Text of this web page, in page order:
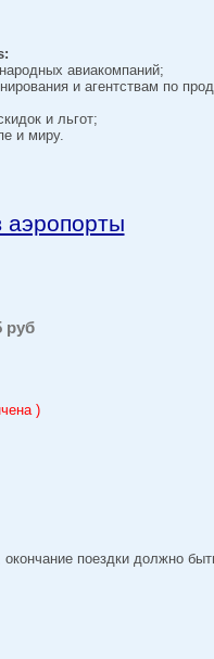
авиакомпаний;
и агентствам по
и льгот;
и миру.
руб
)
поездки должно